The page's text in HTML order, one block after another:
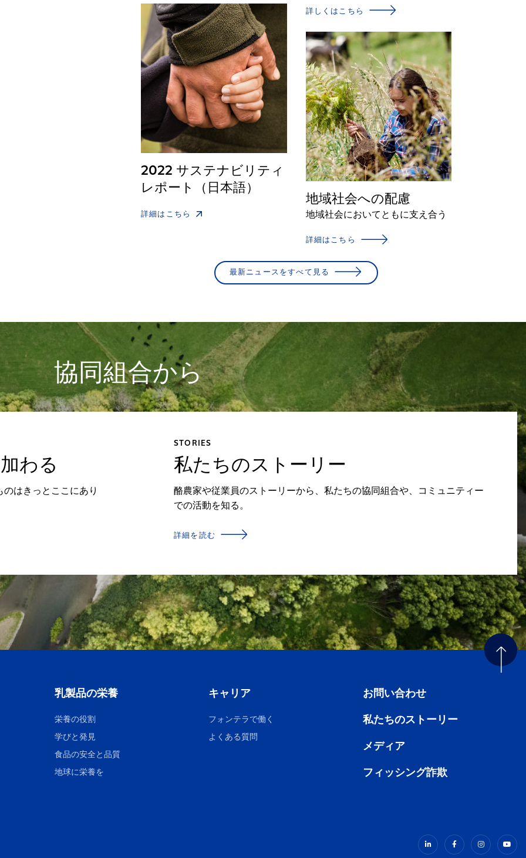
2022 サステナビリティ
レポート（日本語）
詳細はこちら
詳しくはこちら
地域社会への配慮
地域社会においてともに支え合う
詳細はこちら
最新ニュースをすべて見る
協同組合から
わる
はきっとここにあり
STORIES
私たちのストーリー
酪農家や従業員のストーリーから、私たちの協同組合や、コミュニティー
での活動を知る。
詳細を読む
乳製品の栄養
栄養の役割
学びと発見
食品の安全と品質
地球に栄養を
キャリア
フォンテラで働く
よくある質問
お問い合わせ
私たちのストーリー
メディア
フィッシング詐欺